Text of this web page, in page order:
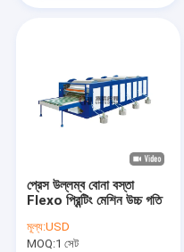
তর্পণ তৈরির মেশিন
স্বয়ংক্রিয় কাটিং এবং সেলাই মেশিন
বোনা বস্তা ফ্লেক্সো প্রিন্টিং মেশিন
জলবাহী বিলিং প্রেস মেশিন
আঠালো টেপ মেকিং মেশিন
প্রেস উল্লম্ব বোনা বস্তা
Flexo প্রিন্টিং মেশিন উচ্চ গতি
মূল্য:USD
MOQ:1 সেট